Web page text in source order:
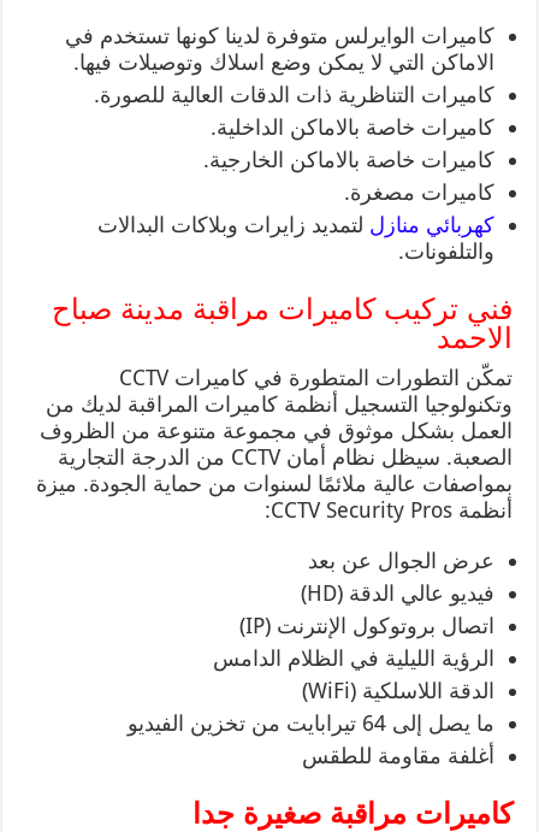
كاميرات الوايرلس متوفرة لدينا كونها تستخدم في
الاماكن التي لا يمكن وضع اسلاك وتوصيلات فيها.
كاميرات التناظرية ذات الدقات العالية للصورة.
كاميرات خاصة بالاماكن الداخلية.
كاميرات خاصة بالاماكن الخارجية.
كاميرات مصغرة.
كهربائي منازل لتمديد زايرات وبلاكات البدالات
والتلفونات.
فني تركيب كاميرات مراقبة مدينة صباح
الاحمد
تمكّن التطورات المتطورة في كاميرات CCTV
وتكنولوجيا التسجيل أنظمة كاميرات المراقبة لديك من
العمل بشكل موثوق في مجموعة متنوعة من الظروف
الصعبة. سيظل نظام أمان CCTV من الدرجة التجارية
بمواصفات عالية ملائمًا لسنوات من حماية الجودة. ميزة
أنظمة CCTV Security Pros:
عرض الجوال عن بعد
فيديو عالي الدقة (HD)
اتصال بروتوكول الإنترنت (IP)
الرؤية الليلية في الظلام الدامس
الدقة اللاسلكية (WiFi)
ما يصل إلى 64 تيرابايت من تخزين الفيديو
أغلفة مقاومة للطقس
كاميرات مراقبة صغيرة جدا